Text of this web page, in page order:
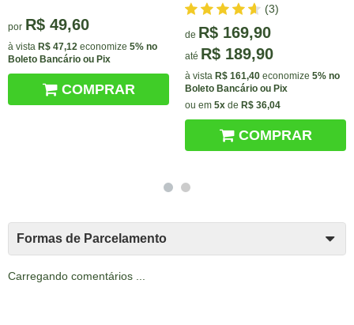
por R$ 49,60
à vista R$ 47,12 economize 5% no
Boleto Bancário ou Pix
COMPRAR
(3)
de R$ 169,90
até R$ 189,90
à vista R$ 161,40 economize 5% no
Boleto Bancário ou Pix
ou em 5x de R$ 36,04
COMPRAR
Formas de Parcelamento
Carregando comentários ...